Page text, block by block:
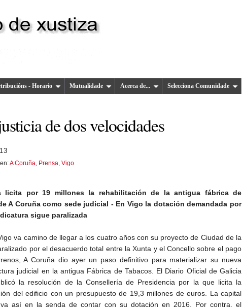
- Horario Mutualidade Acerca de... Selecciona Comunidade
de dos velocidades
A Coruña Prensa Vigo
licita por 19 millones la rehabilitación de la antigua fábrica de
A Coruña como sede judicial - En Vigo la dotación demandada por
sigue paralizada
va camino de llegar a los cuatro años con su proyecto de Ciudad de la
por el desacuerdo total entre la Xunta y el Concello sobre el pago
A Coruña dio ayer un paso definitivo para materializar su nueva
judicial en la antigua Fábrica de Tabacos. El Diario Oficial de Galicia
la resolución de la Consellería de Presidencia por la que licita la
del edificio con un presupuesto de 19,3 millones de euros. La capital
va así en la senda de contar con su dotación en 2016. Por contra, el